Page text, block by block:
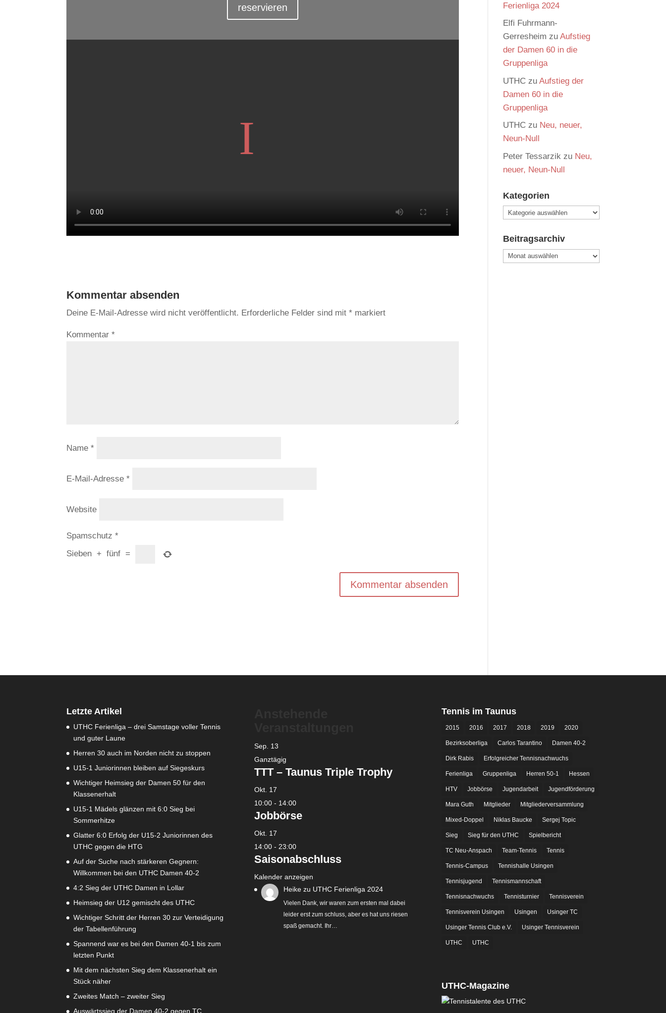
reservieren
Kommentar absenden
Deine E-Mail-Adresse wird nicht veröffentlicht. Erforderliche Felder sind mit* markiert
Kommentar*
Name*
E-Mail-Adresse*
Website
Spamschutz *
Sieben + fünf =
Ferienliga 2024
Elfi Fuhrmann-
Gerresheim zuAufstieg
der Damen 60 in die
Gruppenliga
UTHC zuAufstieg der
Damen 60 in die
Gruppenliga
UTHC zu Neu, neuer,
Neun-Null
Peter Tessarzik zu Neu,
neuer, Neun-Null
Kategorien
Kategorien
Beitragsarchiv
Beitragsarchiv
Letzte Artikel
UTHC Ferienliga – drei Samstage voller Tennis
und guter Laune
Herren 30 auch im Norden nicht zu stoppen
U15-1 Juniorinnen bleiben auf Siegeskurs
Wichtiger Heimsieg der Damen 50 für den
Klassenerhalt
U15-1 Mädels glänzen mit 6:0 Sieg bei
Sommerhitze
Glatter 6:0 Erfolg der U15-2 Juniorinnen des
UTHC gegen die HTG
Auf der Suche nach stärkeren Gegnern:
Willkommen bei den UTHC Damen 40-2
4:2 Sieg der UTHC Damen in Lollar
Heimsieg der U12 gemischt des UTHC
Wichtiger Schritt der Herren 30 zur Verteidigung
der Tabellenführung
Spannend war es bei den Damen 40-1 bis zum
letzten Punkt
Mit dem nächsten Sieg dem Klassenerhalt ein
Stück näher
Zweites Match – zweiter Sieg
Auswärtssieg der Damen 40-2 gegen TC
Sep. 13
Ganztägig
TTT – Taunus Triple Trophy
Okt. 17
10:00- 14:00
Jobbörse
Okt. 17
14:00- 23:00
Saisonabschluss
Kalender anzeigen
Heike zu UTHC Ferienliga 2024
Vielen Dank, wir waren zum ersten mal dabei
leider erst zum schluss, aber es hat uns riesen
spaß gemacht. Ihr…
Tennis im Taunus
2015 2016 2017 2018 2019 2020
Bezirksoberliga Carlos Tarantino Damen 40-2
Dirk Rabis Erfolgreicher Tennisnachwuchs
Ferienliga Gruppenliga Herren 50-1 Hessen
HTV Jobbörse Jugendarbeit Jugendförderung
Mara Guth Mitglieder Mitgliederversammlung
Mixed-Doppel Niklas Baucke Sergej Topic
Sieg Sieg für den UTHC Spielbericht
TC Neu-Anspach Team-Tennis Tennis
Tennis-Campus Tennishalle Usingen
Tennisjugend Tennismannschaft
Tennisnachwuchs Tennisturnier Tennisverein
Tennisverein Usingen Usingen Usinger TC
Usinger Tennis Club e.V. Usinger Tennisverein
UTHC UTHC
UTHC-Magazine